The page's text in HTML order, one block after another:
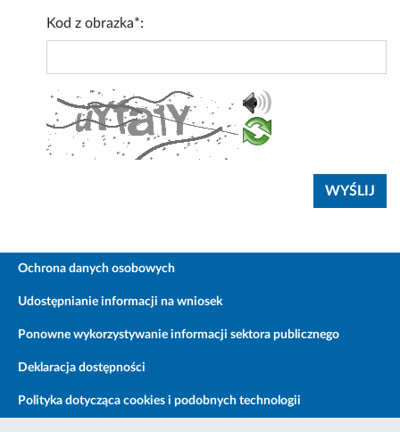
Kod z obrazka*:
Ochrona danych osobowych
Udostępnianie informacji na wniosek
Ponowne wykorzystywanie informacji sektora publicznego
Deklaracja dostępności
Polityka dotycząca cookies i podobnych technologii